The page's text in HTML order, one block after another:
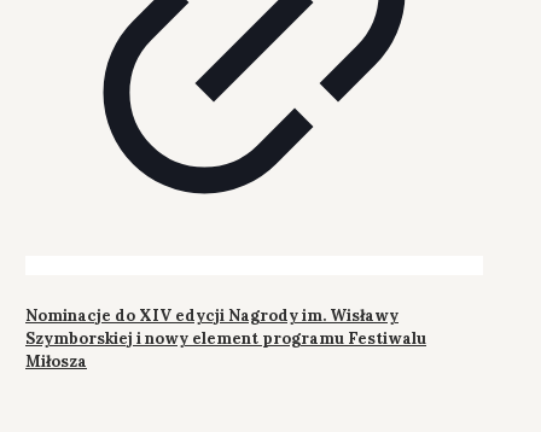
Nominacje do XIV edycji Nagrody im. Wisławy
Szymborskiej i nowy element programu Festiwalu
Miłosza